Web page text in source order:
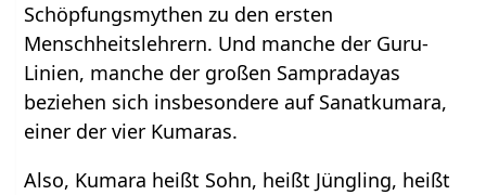
Schöpfungsmythen zu den ersten
Menschheitslehrern. Und manche der Guru-
Linien, manche der großen Sampradayas
beziehen sich insbesondere auf Sanatkumara,
einer der vier Kumaras.
Also, Kumara heißt Sohn, heißt Jüngling, heißt